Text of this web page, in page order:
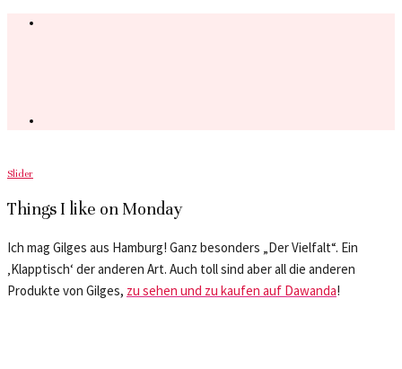
Slider
Things I like on Monday
Ich mag Gilges aus Hamburg! Ganz besonders „Der Vielfalt“. Ein
‚Klapptisch‘ der anderen Art. Auch toll sind aber all die anderen
Produkte von Gilges, zu sehen und zu kaufen auf Dawanda!